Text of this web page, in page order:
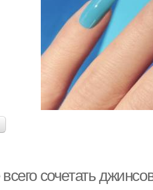
сочетать